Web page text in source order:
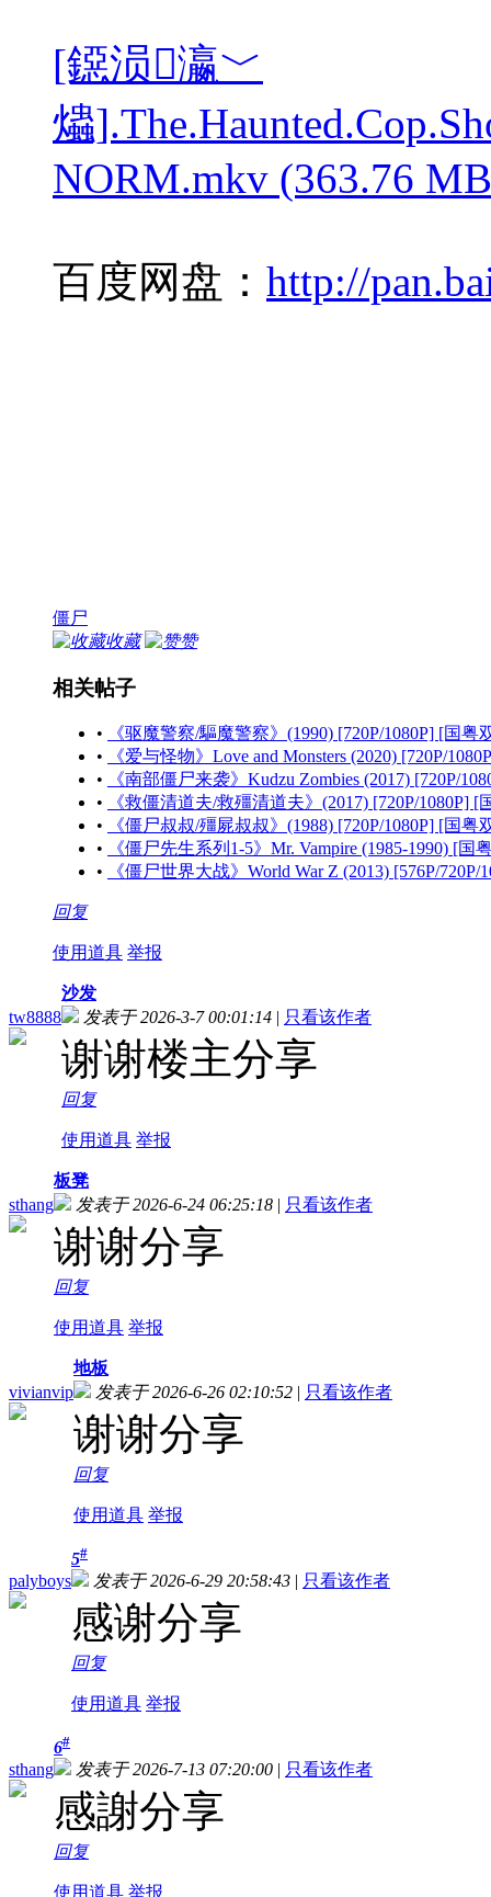
[鐚涢瀛﹀
爞
NORM.mkv (363.76
百度网盘： http://
僵尸
收藏
赞
相关帖子
•
《驱魔警察/驅魔警察》(1990) [720P/1080P] [国粤
•
《爱与怪物》Love and Monsters (2020) [720P/
•
《南部僵尸来袭》Kudzu Zombies (2017) [720P/
•
《救僵清道夫/救殭清道夫》(2017) [720P/1080P]
•
《僵尸叔叔/殭屍叔叔》(1988) [720P/1080P] [国粤
•
《僵尸先生系列1-5》Mr. Vampire (1985-1990) [国
•
《僵尸世界大战》World War Z (2013) [576P/
回复
使用道具 举报
tw8888
沙发
发表于 2026-3-7 00:01:14 | 只看该作者
谢谢楼主分享
回复
使用道具 举报
sthang
板凳
发表于 2026-6-24 06:25:18 | 只看该作者
谢谢分享
回复
使用道具 举报
vivianvip
地板
发表于 2026-6-26 02:10:52 | 只看该作者
谢谢分享
回复
使用道具 举报
palyboys
5#
发表于 2026-6-29 20:58:43 | 只看该作者
感谢分享
回复
使用道具 举报
sthang
6#
发表于 2026-7-13 07:20:00 | 只看该作者
感謝分享
回复
使用道具 举报